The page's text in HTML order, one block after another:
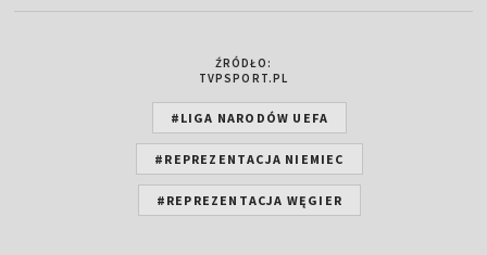
ŹRÓDŁO:
TVPSPORT.PL
#LIGA NARODÓW UEFA
#REPREZENTACJA NIEMIEC
#REPREZENTACJA WĘGIER